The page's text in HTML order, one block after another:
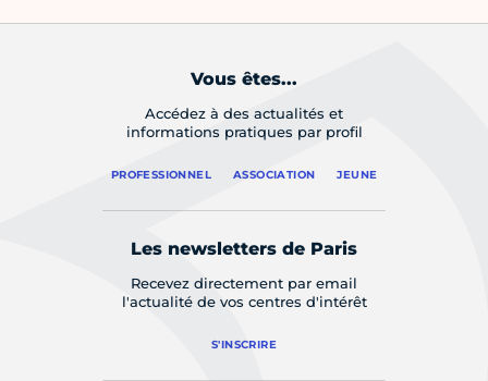
Vous êtes...
Accédez à des actualités et
informations pratiques par profil
PROFESSIONNEL ASSOCIATION JEUNE
Les newsletters de Paris
Recevez directement par email
l'actualité de vos centres d'intérêt
S'INSCRIRE